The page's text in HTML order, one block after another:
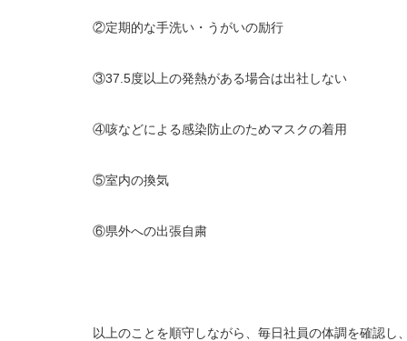
②定期的な手洗い・うがいの励行
③37.5度以上の発熱がある場合は出社しない
④咳などによる感染防止のためマスクの着用
⑤室内の換気
⑥県外への出張自粛
以上のことを順守しながら、毎日社員の体調を確認し、